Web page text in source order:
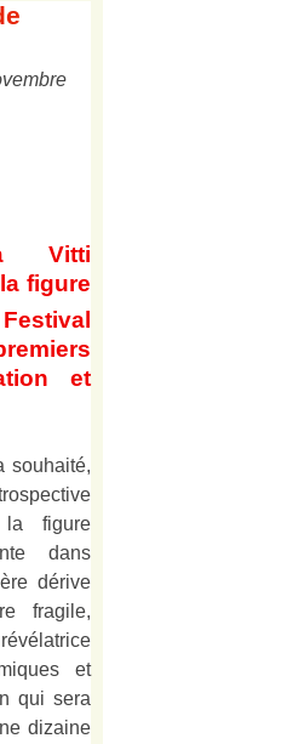
Vitti
figure
et
souhaité,
la figure
dans
dérive
fragile,
et
qui sera
dizaine